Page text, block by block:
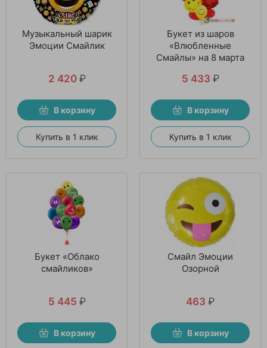
Музыкальный шарик
Эмоции Смайлик
2 420 ₽
В корзину
Купить в 1 клик
Букет из шаров
«Влюбленные
Смайлы» на 8 марта
5 433 ₽
В корзину
Купить в 1 клик
Букет «Облако
смайликов»
5 445 ₽
В корзину
Смайл Эмоции
Озорной
463 ₽
В корзину